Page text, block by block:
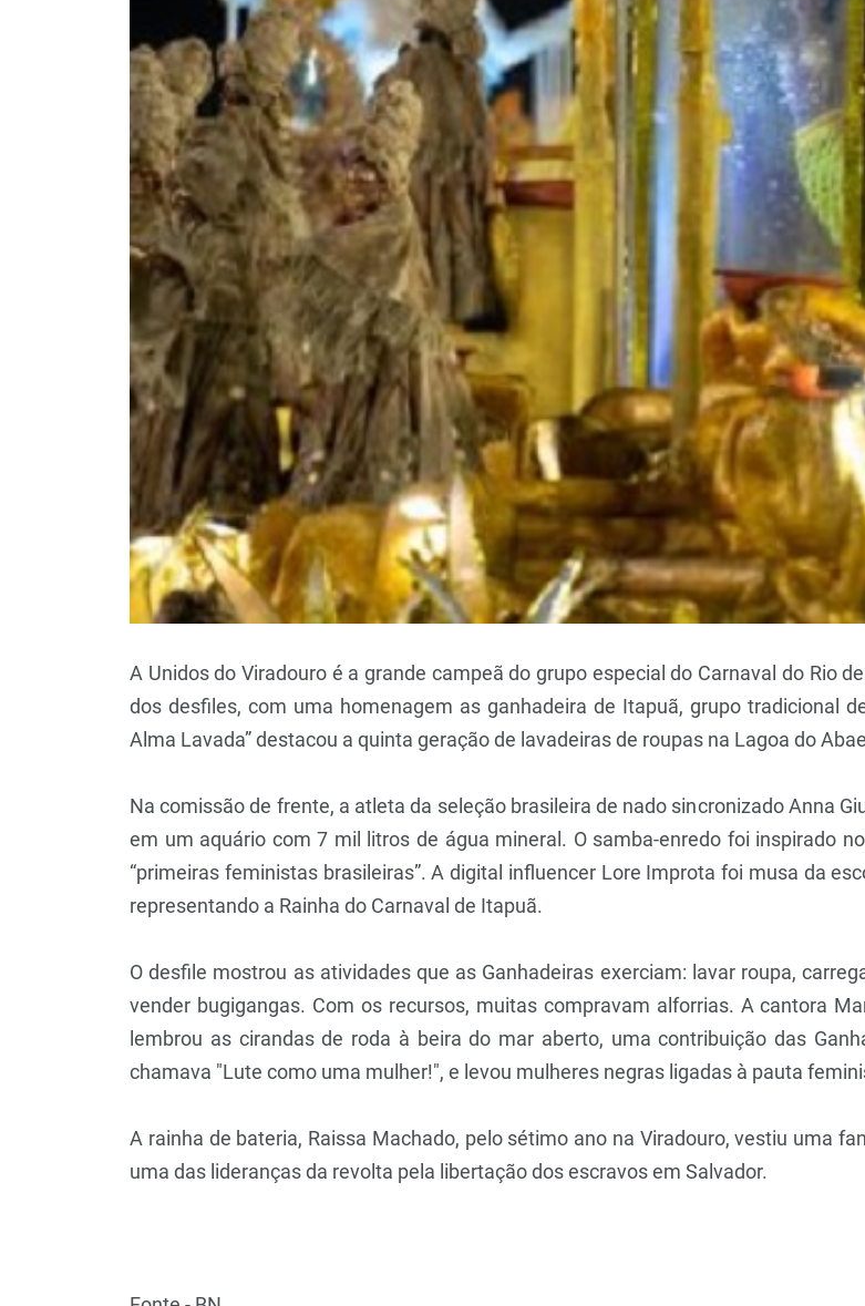
A Unidos do Viradouro é a grande campeã do grupo especial do Carnaval do Rio
dos desfiles, com uma homenagem as ganhadeira de Itapuã, grupo tradicional
Alma Lavada” destacou a quinta geração de lavadeiras de roupas na Lagoa do
Na comissão de frente, a atleta da seleção brasileira de nado sincronizado Anna
em um aquário com 7 mil litros de água mineral. O samba-enredo foi inspirado
“primeiras feministas brasileiras”. A digital influencer Lore Improta foi musa da
representando a Rainha do Carnaval de Itapuã.
O desfile mostrou as atividades que as Ganhadeiras exerciam: lavar roupa,
vender bugigangas. Com os recursos, muitas compravam alforrias. A cantora
lembrou as cirandas de roda à beira do mar aberto, uma contribuição das
chamava "Lute como uma mulher!", e levou mulheres negras ligadas à pauta
A rainha de bateria, Raissa Machado, pelo sétimo ano na Viradouro, vestiu uma
uma das lideranças da revolta pela libertação dos escravos em Salvador.